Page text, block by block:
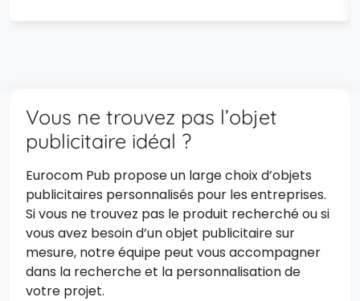
Vous ne trouvez pas l’objet
publicitaire idéal ?
Eurocom Pub propose un large choix d’objets
publicitaires personnalisés pour les entreprises.
Si vous ne trouvez pas le produit recherché ou si
vous avez besoin d’un objet publicitaire sur
mesure, notre équipe peut vous accompagner
dans la recherche et la personnalisation de
votre projet.